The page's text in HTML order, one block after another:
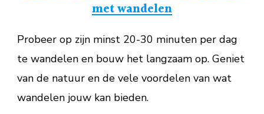
met wandelen
Probeer op zijn minst 20-30 minuten per dag
te wandelen en bouw het langzaam op. Geniet
van de natuur en de vele voordelen van wat
wandelen jouw kan bieden.